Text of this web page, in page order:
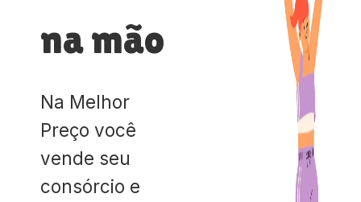
na mão
Na Melhor
Preço você
vende seu
consórcio e